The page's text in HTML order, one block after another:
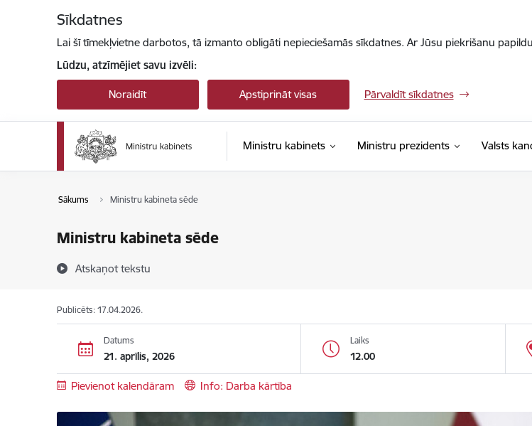
Sīkdatnes
Lai šī tīmekļvietne darbotos, tā izmanto obligāti nepieciešamās sīkdatnes. Ar Jūsu piekrišanu
Lūdzu, atzīmējiet savu izvēli:
Noraidīt Apstiprināt visas Pārvaldīt sīkdatnes
Ministru kabinets Ministru prezidents Valsts
Sākums Ministru kabineta sēde
Ministru kabineta sēde
Atskaņot tekstu
Publicēts: 17.04.2026.
Datums
21. aprīlis, 2026
Laiks
12.00
Pievienot kalendāram Info: Darba kārtība